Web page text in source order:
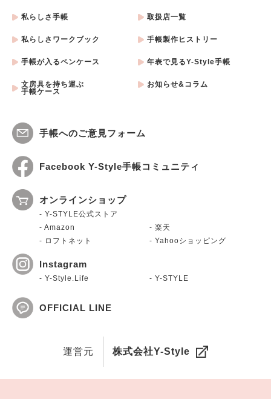
私らしさ手帳
私らしさワークブック
手帳が入るペンケース
文房具を持ち運ぶ
手帳ケース
取扱店一覧
手帳製作ヒストリー
年表で見るY-Style手帳
お知らせ&コラム
手帳へのご意見フォーム
Facebook Y-Style手帳コミュニティ
オンラインショップ
Y-STYLE公式ストア
Amazon
楽天
ロフトネット
Yahooショッピング
Instagram
Y-Style.Life Y-STYLE
OFFICIAL LINE
運営元 株式会社Y-Style